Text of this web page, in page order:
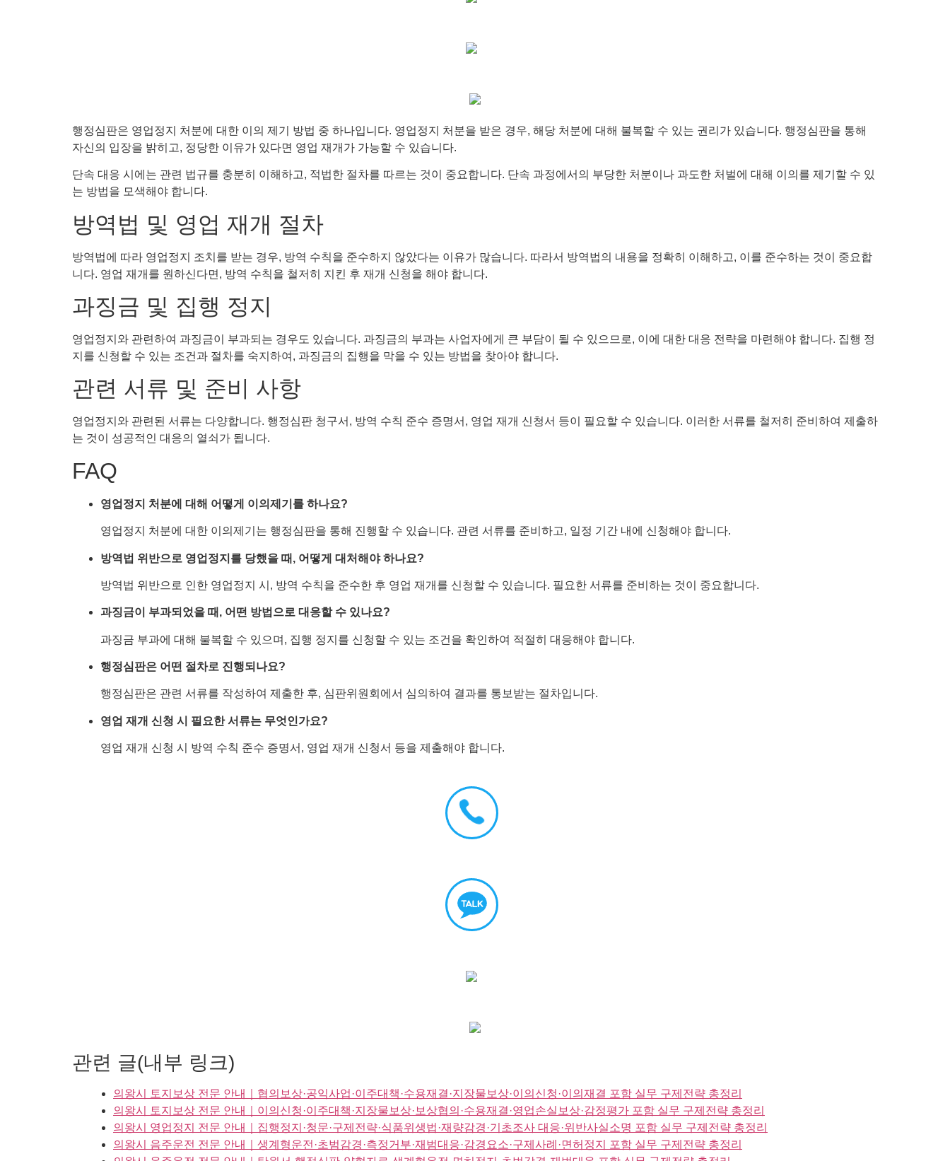
행정심판은 영업정지 처분에 대한 이의 제기 방법 중 하나입니다. 영업정지 처분을 받은 경우, 해당 처분에 대해 불복할 수 있는 권리가 있습니다. 행정심판을 통해
자신의 입장을 밝히고, 정당한 이유가 있다면 영업 재개가 가능할 수 있습니다.
단속 대응 시에는 관련 법규를 충분히 이해하고, 적법한 절차를 따르는 것이 중요합니다. 단속 과정에서의 부당한 처분이나 과도한 처벌에 대해 이의를 제기할 수 있
는 방법을 모색해야 합니다.
방역법 및 영업 재개 절차
방역법에 따라 영업정지 조치를 받는 경우, 방역 수칙을 준수하지 않았다는 이유가 많습니다. 따라서 방역법의 내용을 정확히 이해하고, 이를 준수하는 것이 중요합
니다. 영업 재개를 원하신다면, 방역 수칙을 철저히 지킨 후 재개 신청을 해야 합니다.
과징금 및 집행 정지
영업정지와 관련하여 과징금이 부과되는 경우도 있습니다. 과징금의 부과는 사업자에게 큰 부담이 될 수 있으므로, 이에 대한 대응 전략을 마련해야 합니다. 집행 정
지를 신청할 수 있는 조건과 절차를 숙지하여, 과징금의 집행을 막을 수 있는 방법을 찾아야 합니다.
관련 서류 및 준비 사항
영업정지와 관련된 서류는 다양합니다. 행정심판 청구서, 방역 수칙 준수 증명서, 영업 재개 신청서 등이 필요할 수 있습니다. 이러한 서류를 철저히 준비하여 제출하
는 것이 성공적인 대응의 열쇠가 됩니다.
FAQ
영업정지 처분에 대해 어떻게 이의제기를 하나요?
영업정지 처분에 대한 이의제기는 행정심판을 통해 진행할 수 있습니다. 관련 서류를 준비하고, 일정 기간 내에 신청해야 합니다.
방역법 위반으로 영업정지를 당했을 때, 어떻게 대처해야 하나요?
방역법 위반으로 인한 영업정지 시, 방역 수칙을 준수한 후 영업 재개를 신청할 수 있습니다. 필요한 서류를 준비하는 것이 중요합니다.
과징금이 부과되었을 때, 어떤 방법으로 대응할 수 있나요?
과징금 부과에 대해 불복할 수 있으며, 집행 정지를 신청할 수 있는 조건을 확인하여 적절히 대응해야 합니다.
행정심판은 어떤 절차로 진행되나요?
행정심판은 관련 서류를 작성하여 제출한 후, 심판위원회에서 심의하여 결과를 통보받는 절차입니다.
영업 재개 신청 시 필요한 서류는 무엇인가요?
영업 재개 신청 시 방역 수칙 준수 증명서, 영업 재개 신청서 등을 제출해야 합니다.
관련 글(내부 링크)
의왕시 토지보상 전문 안내｜협의보상·공익사업·이주대책·수용재결·지장물보상·이의신청·이의재결 포함 실무 구제전략 총정리
의왕시 토지보상 전문 안내｜이의신청·이주대책·지장물보상·보상협의·수용재결·영업손실보상·감정평가 포함 실무 구제전략 총정리
의왕시 영업정지 전문 안내｜집행정지·청문·구제전략·식품위생법·재량감경·기초조사 대응·위반사실소명 포함 실무 구제전략 총정리
의왕시 음주운전 전문 안내｜생계형운전·초범감경·측정거부·재범대응·감경요소·구제사례·면허정지 포함 실무 구제전략 총정리